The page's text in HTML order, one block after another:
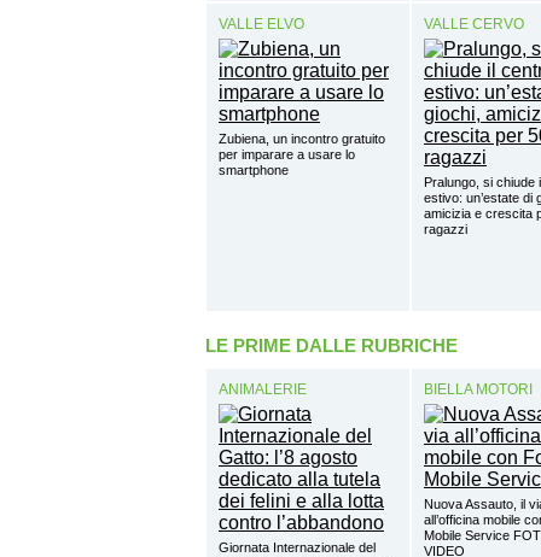
VALLE ELVO
Zubiena, un incontro gratuito
per imparare a usare lo
smartphone
VALLE CERVO
Pralungo, si chiude
estivo: un’estate di
amicizia e crescita
ragazzi
LE PRIME DALLE RUBRICHE
ANIMALERIE
Giornata Internazionale del
BIELLA MOTORI
Nuova Assauto, il
all’officina mobile
Mobile Service
VIDEO